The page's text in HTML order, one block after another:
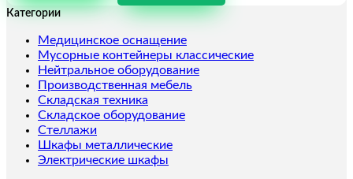
денег
с
одной
крышкой
Категории
Медицинское оснащение
Мусорные контейнеры классические
Нейтральное оборудование
Производственная мебель
Складская техника
Складское оборудование
Стеллажи
Шкафы металлические
Электрические шкафы